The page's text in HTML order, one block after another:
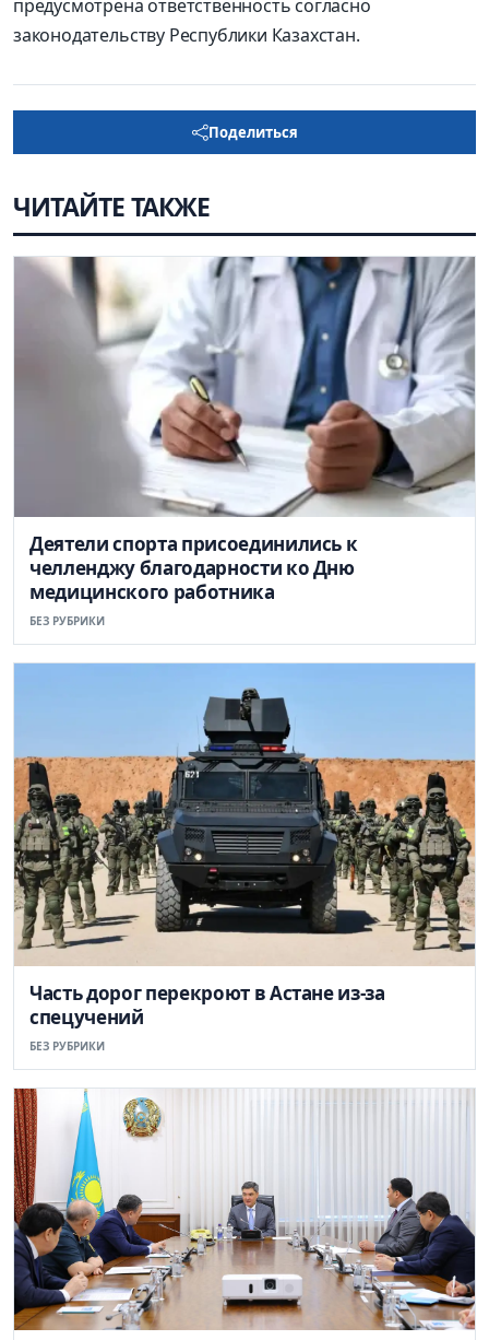
предусмотрена ответственность согласно
законодательству Республики Казахстан.
Поделиться
ЧИТАЙТЕ ТАКЖЕ
Деятели спорта присоединились к
челленджу благодарности ко Дню
медицинского работника
БЕЗ РУБРИКИ
Часть дорог перекроют в Астане из-за
спецучений
БЕЗ РУБРИКИ